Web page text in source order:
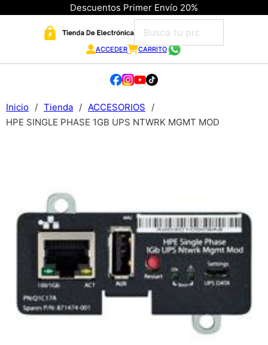
Descuentos Primer Envío 20%
ACCEDER CARRITO
Inicio / Tienda / ACCESORIOS
/
HPE SINGLE PHASE 1GB UPS NTWRK MGMT MOD